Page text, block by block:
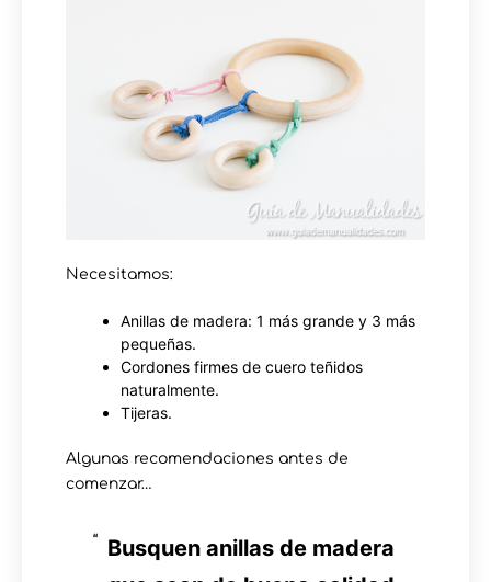
Necesitamos:
Anillas de madera: 1 más grande y 3 más
pequeñas.
Cordones firmes de cuero teñidos
naturalmente.
Tijeras.
Algunas recomendaciones antes de
comenzar…
Busquen anillas de madera